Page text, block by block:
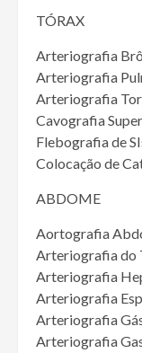
TÓRAX
Arteriografia
Arteriografia
Arteriografia
Cavografia
Flebografia de
Colocação de
ABDOME
Aortografia
Arteriografia do
Arteriografia
Arteriografia
Arteriografia
Arteriografia